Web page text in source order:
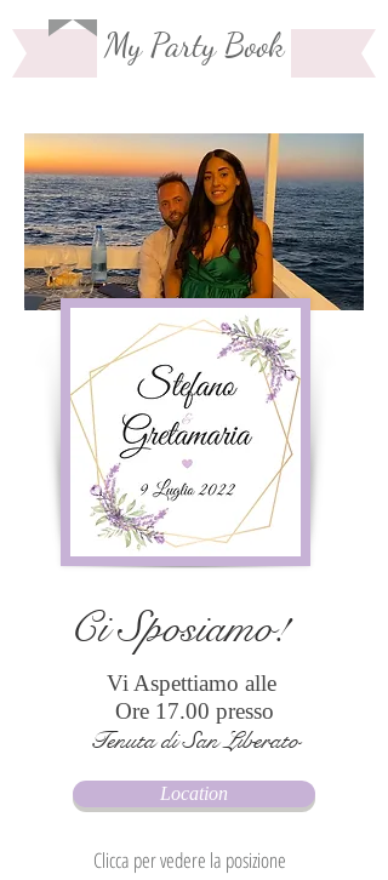
My Party Book
Ci Sposiamo!
Vi Aspettiamo alle
Ore 17.00 presso
Tenuta di San Liberato
Location
Clicca per vedere la posizione